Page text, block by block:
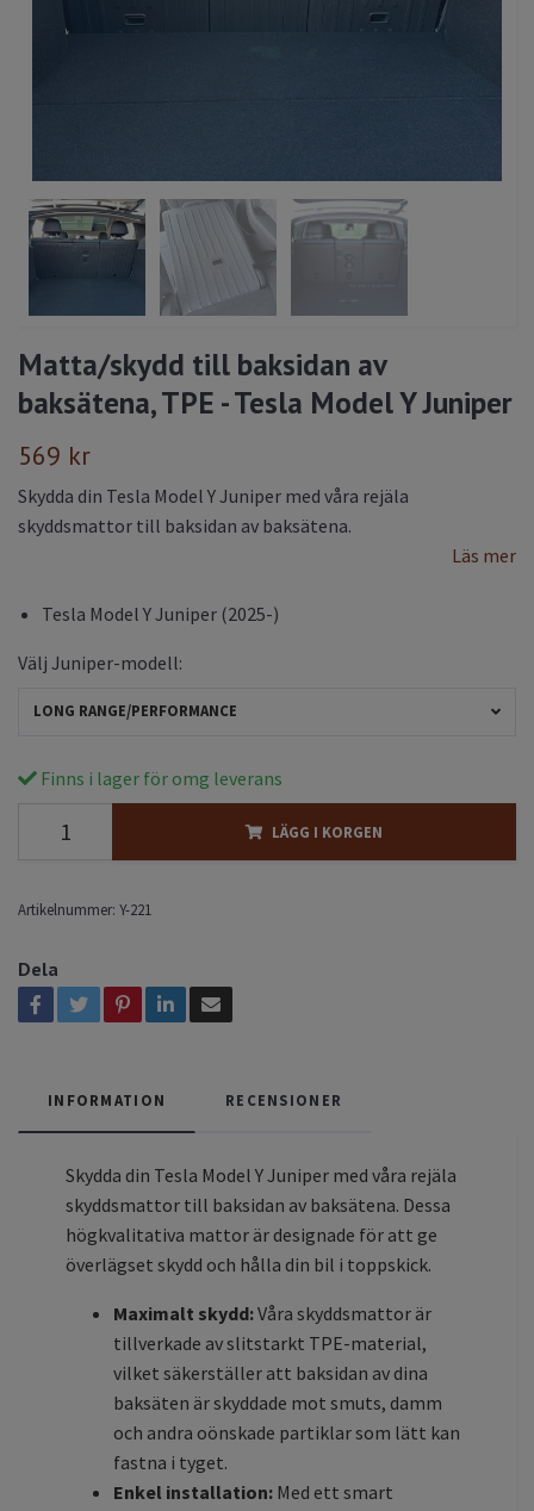
Matta/skydd till baksidan av
baksätena, TPE - Tesla Model Y Juniper
569 kr
Skydda din Tesla Model Y Juniper med våra rejäla
skyddsmattor till baksidan av baksätena.
Läs mer
Tesla Model Y Juniper (2025-)
Välj Juniper-modell:
LONG RANGE/PERFORMANCE
Finns i lager för omg leverans
LÄGG I KORGEN
Artikelnummer: Y-221
Dela
INFORMATION RECENSIONER
Skydda din Tesla Model Y Juniper med våra rejäla
skyddsmattor till baksidan av baksätena. Dessa
högkvalitativa mattor är designade för att ge
överlägset skydd och hålla din bil i toppskick.
Maximalt skydd:Våra skyddsmattor är
tillverkade av slitstarkt TPE-material,
vilket säkerställer att baksidan av dina
baksäten är skyddade mot smuts, damm
och andra oönskade partiklar som lätt kan
fastna i tyget.
Enkel installation: Med ett smart